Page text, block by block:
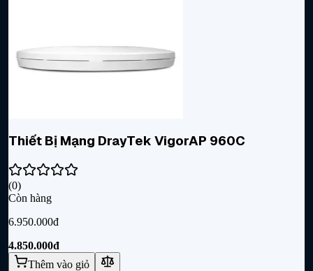
Thiết Bị Mạng DrayTek VigorAP 960C
(0)
Còn hàng
6.950.000đ
4.850.000đ
Thêm vào giỏ